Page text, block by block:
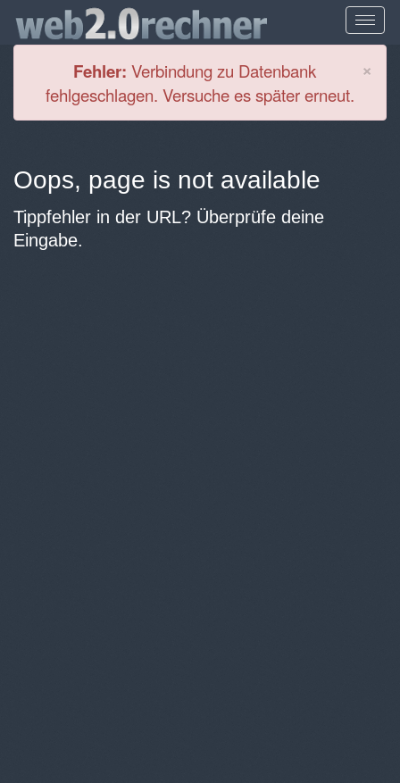
×
Fehler: Verbindung zu Datenbank
fehlgeschlagen. Versuche es später erneut.
Oops, page is not available
Tippfehler in der URL? Überprüfe deine
Eingabe.